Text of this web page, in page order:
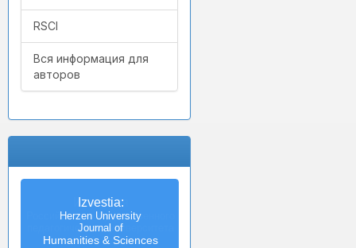
RSCI
Вся информация для
авторов
Izvestia:
Herzen University
Journal of
Humanities & Sciences